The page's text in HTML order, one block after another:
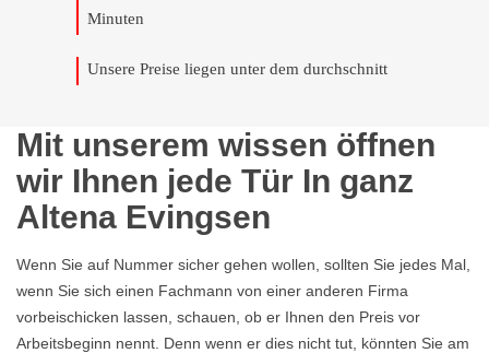
Minuten
Unsere Preise liegen unter dem durchschnitt
Mit unserem wissen öffnen
wir Ihnen jede Tür In ganz
Altena Evingsen
Wenn Sie auf Nummer sicher gehen wollen, sollten Sie jedes Mal,
wenn Sie sich einen Fachmann von einer anderen Firma
vorbeischicken lassen, schauen, ob er Ihnen den Preis vor
Arbeitsbeginn nennt. Denn wenn er dies nicht tut, könnten Sie am